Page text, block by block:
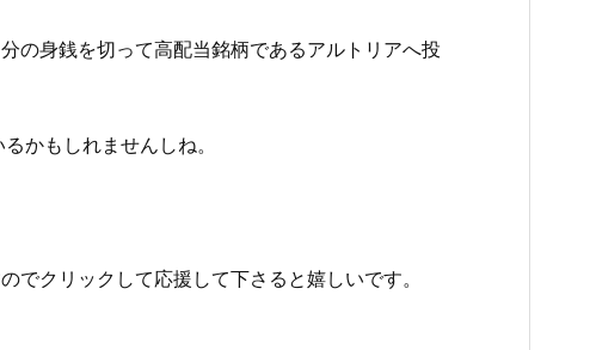
の身銭を切って高配当銘柄であるアルトリアへ投
かもしれませんしね。
でクリックして応援して下さると嬉しいです。